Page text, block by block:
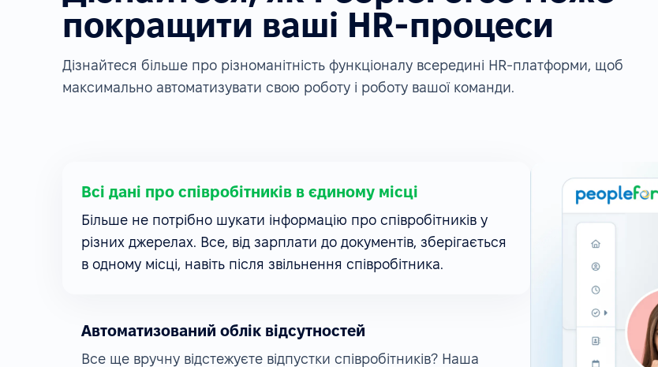
покращити ваші HR-процеси
Дізнайтеся більше про різноманітність функціоналу всередині HR-платформи, щоб
максимально автоматизувати свою роботу і роботу вашої команди.
Всі дані про співробітників в єдиному місці
Більше не потрібно шукати інформацію про співробітників у
різних джерелах. Все, від зарплати до документів, зберігається
в одному місці, навіть після звільнення співробітника.
Автоматизований облік відсутностей
Все ще вручну відстежуєте відпустки співробітників? Наша